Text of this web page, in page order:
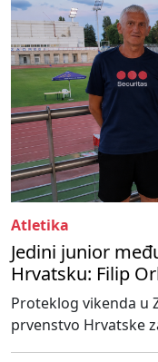
Atletika
Jedini junior
Hrvatsku: Filip
Proteklog vikenda u
prvenstvo Hrvatske